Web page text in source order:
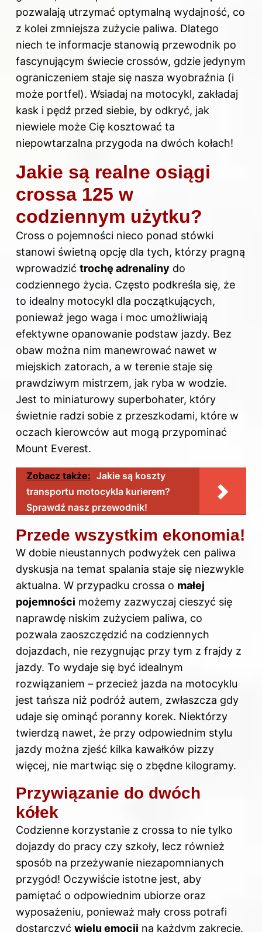
pozwalają utrzymać optymalną wydajność, co
z kolei zmniejsza zużycie paliwa. Dlatego
niech te informacje stanowią przewodnik po
fascynującym świecie crossów, gdzie jedynym
ograniczeniem staje się nasza wyobraźnia (i
może portfel). Wsiadaj na motocykl, zakładaj
kask i pędź przed siebie, by odkryć, jak
niewiele może Cię kosztować ta
niepowtarzalna przygoda na dwóch kołach!
Jakie są realne osiągi
crossa 125 w
codziennym użytku?
Cross o pojemności nieco ponad stówki
stanowi świetną opcję dla tych, którzy pragną
wprowadzić trochę adrenaliny do
codziennego życia. Często podkreśla się, że
to idealny motocykl dla początkujących,
ponieważ jego waga i moc umożliwiają
efektywne opanowanie podstaw jazdy. Bez
obaw można nim manewrować nawet w
miejskich zatorach, a w terenie staje się
prawdziwym mistrzem, jak ryba w wodzie.
Jest to miniaturowy superbohater, który
świetnie radzi sobie z przeszkodami, które w
oczach kierowców aut mogą przypominać
Mount Everest.
Zobacz także: Jakie są koszty
transportu motocykla kurierem?
Sprawdź nasz przewodnik!
Przede wszystkim ekonomia!
W dobie nieustannych podwyżek cen paliwa
dyskusja na temat spalania staje się niezwykle
aktualna. W przypadku crossa o małej
pojemności możemy zazwyczaj cieszyć się
naprawdę niskim zużyciem paliwa, co
pozwala zaoszczędzić na codziennych
dojazdach, nie rezygnując przy tym z frajdy z
jazdy. To wydaje się być idealnym
rozwiązaniem – przecież jazda na motocyklu
jest tańsza niż podróż autem, zwłaszcza gdy
udaje się ominąć poranny korek. Niektórzy
twierdzą nawet, że przy odpowiednim stylu
jazdy można zjeść kilka kawałków pizzy
więcej, nie martwiąc się o zbędne kilogramy.
Przywiązanie do dwóch
kółek
Codzienne korzystanie z crossa to nie tylko
dojazdy do pracy czy szkoły, lecz również
sposób na przeżywanie niezapomnianych
przygód! Oczywiście istotne jest, aby
pamiętać o odpowiednim ubiorze oraz
wyposażeniu, ponieważ mały cross potrafi
dostarczyć wielu emocji na każdym zakręcie.